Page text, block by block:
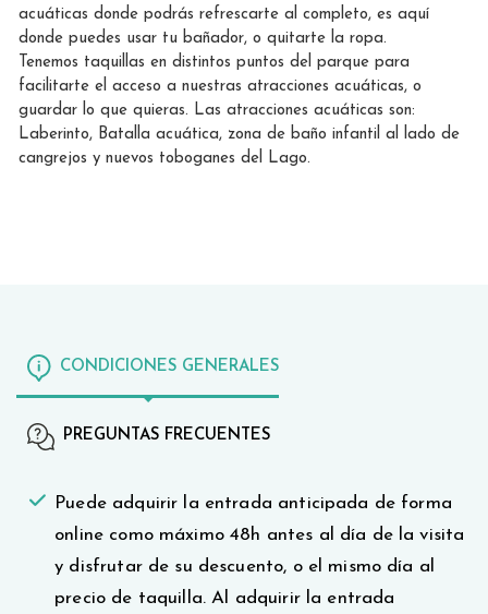
acuáticas donde podrás refrescarte al completo, es aquí
donde puedes usar tu bañador, o quitarte la ropa.
Tenemos taquillas en distintos puntos del parque para
facilitarte el acceso a nuestras atracciones acuáticas, o
guardar lo que quieras. Las atracciones acuáticas son:
Laberinto, Batalla acuática, zona de baño infantil al lado de
cangrejos y nuevos toboganes del Lago.
CONDICIONES GENERALES
PREGUNTAS FRECUENTES
Puede adquirir la entrada anticipada de forma
online como máximo 48h antes al día de la visita
y disfrutar de su descuento, o el mismo día al
precio de taquilla. Al adquirir la entrada